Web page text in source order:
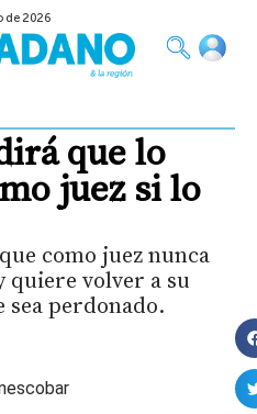
de 2026
que lo
juez si lo
como juez nunca
volver a su
sea perdonado.